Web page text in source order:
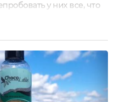
у них все, что
эту безнадежную
сыворотки у марки, это
и все же спустя уже
и люблю, не смотря
новинок для